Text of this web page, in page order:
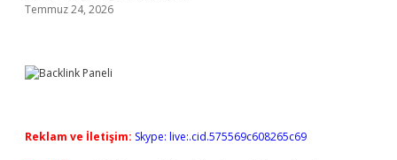
Temmuz 24, 2026
Reklam ve İletişim: Skype: live:.cid.575569c608265c69